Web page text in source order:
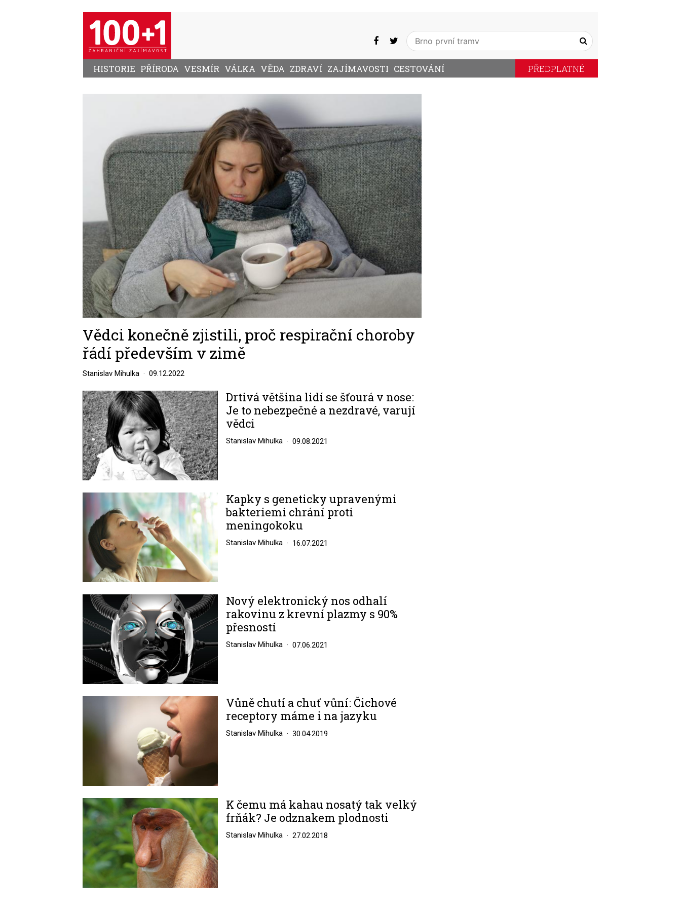
HISTORIE PŘÍRODA VESMÍR VÁLKA VĚDA ZDRAVÍ ZAJÍMAVOSTI CESTOVÁNÍ PŘEDPLATNÉ
Vědci konečně zjistili, proč respirační choroby
řádí především v zimě
Stanislav Mihulka 09.12.2022
Image
Drtivá většina lidí se šťourá v nose:
Je to nebezpečné a nezdravé, varují
vědci
Stanislav Mihulka 09.08.2021
Image
Kapky s geneticky upravenými
bakteriemi chrání proti
meningokoku
Stanislav Mihulka 16.07.2021
Image
Nový elektronický nos odhalí
rakovinu z krevní plazmy s 90%
přesností
Stanislav Mihulka 07.06.2021
Vůně chutí a chuť vůní: Čichové
receptory máme i na jazyku
Stanislav Mihulka 30.04.2019
Image
K čemu má kahau nosatý tak velký
frňák? Je odznakem plodnosti
Stanislav Mihulka 27.02.2018